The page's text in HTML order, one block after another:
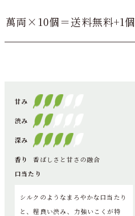
萬両×10個＝送料無料+1個
甘み
渋み
深み
香り
香ばしさと甘さの融合
口当たり
シルクのようなまろやかな口当たり
と、程良い渋み、力強いこくが特